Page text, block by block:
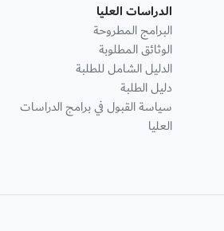
الدراسات العليا
البرامج المطروحة
الوثائق المطلوبة
الدليل الشامل للطلبة
دليل الطلبة
سياسة القبول في برامج الدراسات
العليا